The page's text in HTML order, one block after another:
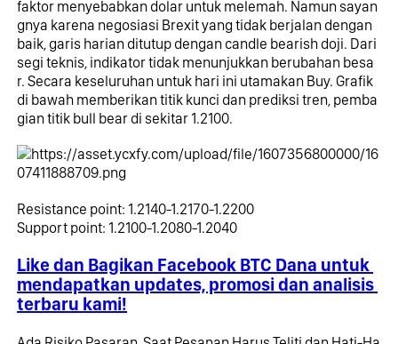
faktor menyebabkan dolar untuk melemah. Namun sayan
gnya karena negosiasi Brexit yang tidak berjalan dengan
baik, garis harian ditutup dengan candle bearish doji. Dari
segi teknis, indikator tidak menunjukkan berubahan besa
r. Secara keseluruhan untuk hari ini utamakan Buy. Grafik
di bawah memberikan titik kunci dan prediksi tren, pemba
gian titik bull bear di sekitar 1.2100.
Resistance point: 1.2140-1.2170-1.2200
Support point: 1.2100-1.2080-1.2040
Like dan Bagikan Facebook BTC Dana untuk
mendapatkan updates, promosi dan analisis
terbaru kami!